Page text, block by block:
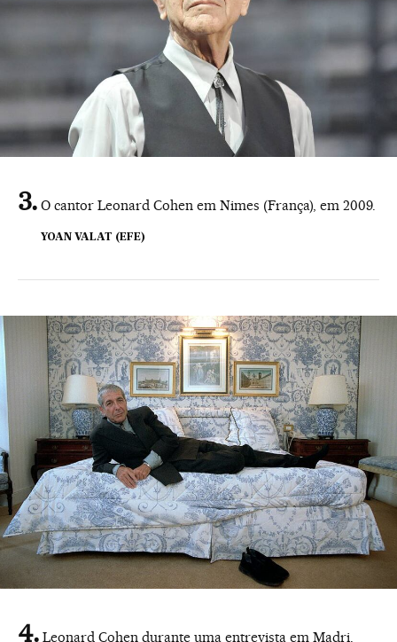
O cantor Leonard Cohen em Nimes (França), em 2009.
YOAN VALAT (EFE)
Leonard Cohen durante uma entrevista em Madri.